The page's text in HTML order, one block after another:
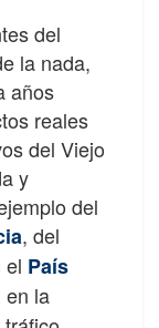
del
la nada,
años
reales
del Viejo
y
del
, del
el País
en la